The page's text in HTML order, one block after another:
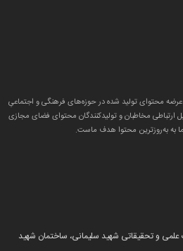
محتوای تولید شده در حوزه‌های فرهنگی و اجتماعیِ
ارتباطی مخاطبان و تولید‌کنندگان محتوای فضای مجازی
به به‌روزترین محتوا هدف ماست.
علمی و تحقیقاتی شهید سلیمانی، ساختمان شهید